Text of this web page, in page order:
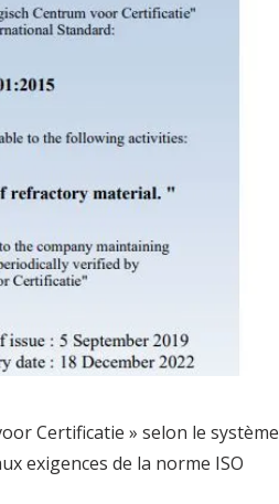
Certificatie » selon le système
exigences de la norme ISO